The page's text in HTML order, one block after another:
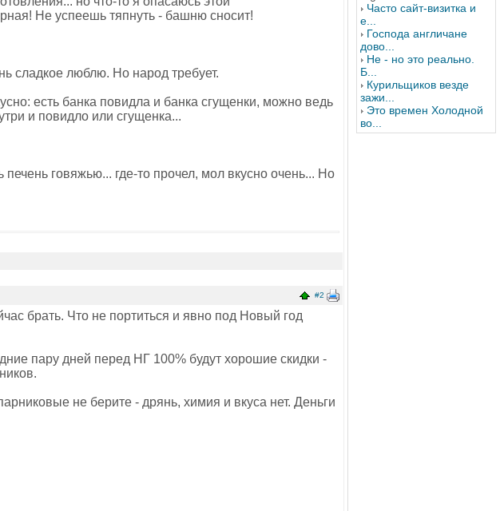
Не успеешь тяпнуть - башню сносит!
сладкое люблю. Но народ требует.
есть банка повидла и банка сгущенки, можно ведь
и повидло или сгущенка...
говяжью... где-то прочел, мол вкусно очень... Но
#2
брать. Что не портиться и явно под Новый год
пару дней перед НГ 100% будут хорошие скидки -
не берите - дрянь, химия и вкуса нет. Деньги
Часто сайт-визитка и
е...
Господа англичане
дово...
Не - но это реально.
Б...
Курильщиков везде
зажи...
Это времен Холодной
во...